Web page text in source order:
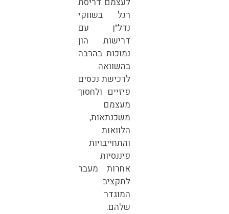
רגל בשווקי
נדל"ן עם
דרישות הון
נמוכות בהרבה
בהשוואה
לרכישת נכסים
פיזיים ולחסוך
מעצמם
משכנתאות,
הלוואות
והתחייבויות
פיננסיות
אחרות מעבר
לתקציב
המוגדר
שלהם.